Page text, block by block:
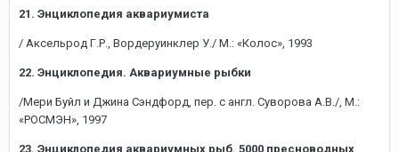
21. Энциклопедия аквариумиста
/ Аксельрод Г.Р., Вордеруинклер У./ М.: «Колос», 1993
22. Энциклопедия. Аквариумные рыбки
/Мери Буйл и Джина Сэндфорд, пер. с англ. Суворова А.В./, М.:
«РОСМЭН», 1997
23. Энциклопедия аквариумных рыб. 5000 пресноводных